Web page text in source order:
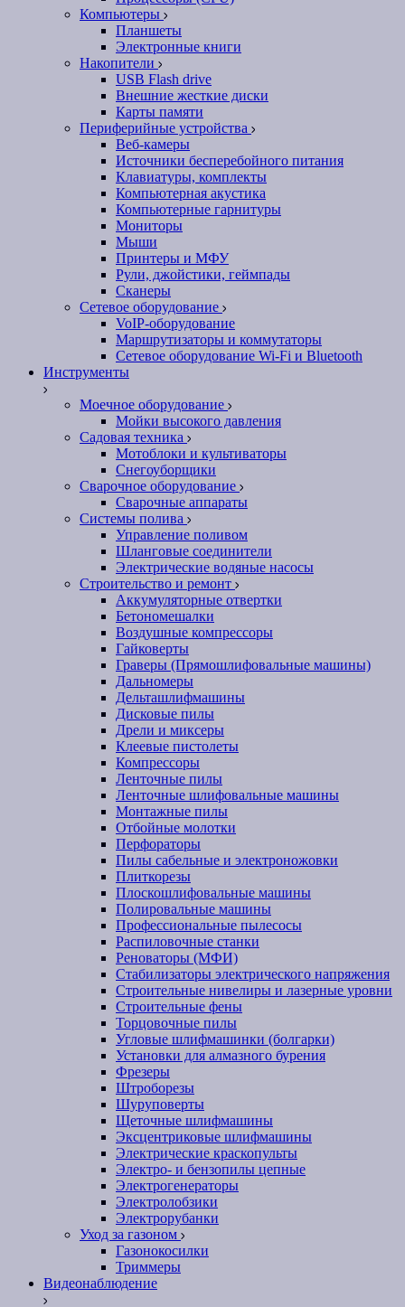
Компьютеры
Планшеты
Электронные книги
Накопители
USB Flash drive
Внешние жесткие диски
Карты памяти
Периферийные устройства
Веб-камеры
Источники бесперебойного питания
Клавиатуры, комплекты
Компьютерная акустика
Компьютерные гарнитуры
Мониторы
Мыши
Принтеры и МФУ
Рули, джойстики, геймпады
Сканеры
Сетевое оборудование
VoIP-оборудование
Маршрутизаторы и коммутаторы
Сетевое оборудование Wi-Fi и Bluetooth
Инструменты
Моечное оборудование
Мойки высокого давления
Садовая техника
Мотоблоки и культиваторы
Снегоуборщики
Сварочное оборудование
Сварочные аппараты
Системы полива
Управление поливом
Шланговые соединители
Электрические водяные насосы
Строительство и ремонт
Аккумуляторные отвертки
Бетономешалки
Воздушные компрессоры
Гайковерты
Граверы (Прямошлифовальные машины)
Дальномеры
Дельташлифмашины
Дисковые пилы
Дрели и миксеры
Клеевые пистолеты
Компрессоры
Ленточные пилы
Ленточные шлифовальные машины
Монтажные пилы
Отбойные молотки
Перфораторы
Пилы сабельные и электроножовки
Плиткорезы
Плоскошлифовальные машины
Полировальные машины
Профессиональные пылесосы
Распиловочные станки
Реноваторы (МФИ)
Стабилизаторы электрического напряжения
Строительные нивелиры и лазерные уровни
Строительные фены
Торцовочные пилы
Угловые шлифмашинки (болгарки)
Установки для алмазного бурения
Фрезеры
Штроборезы
Шуруповерты
Щеточные шлифмашины
Эксцентриковые шлифмашины
Электрические краскопульты
Электро- и бензопилы цепные
Электрогенераторы
Электролобзики
Электрорубанки
Уход за газоном
Газонокосилки
Триммеры
Видеонаблюдение